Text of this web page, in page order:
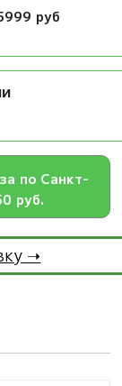
руб
по Санкт-
руб.
➝